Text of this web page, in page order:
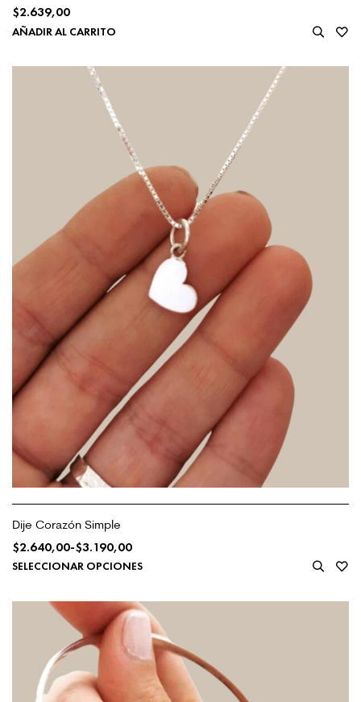
$2.639,00
AÑADIR AL CARRITO
Dije Corazón Simple
$2.640,00-$3.190,00
SELECCIONAR OPCIONES